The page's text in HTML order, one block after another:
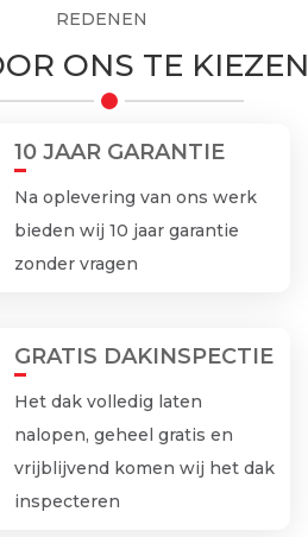
REDENEN
ONS TE KIEZEN
10 JAAR GARANTIE
Na oplevering van ons werk
bieden wij 10 jaar garantie
zonder vragen
GRATIS DAKINSPECTIE
Het dak volledig laten
nalopen, geheel gratis en
vrijblijvend komen wij het dak
inspecteren